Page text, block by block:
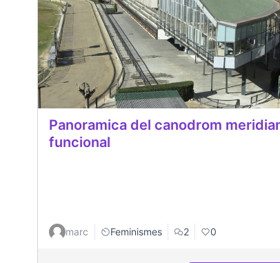
Panoramica del canodrom
funcional
marc Feminismes 2 0